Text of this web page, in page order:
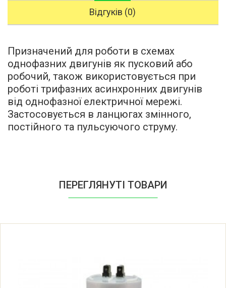
Відгуків (0)
Призначений для роботи в схемах
однофазних двигунів як пусковий або
робочий, також використовується при
роботі трифазних асинхронних двигунів
від однофазної електричної мережі.
Застосовується в ланцюгах змінного,
постійного та пульсуючого струму.
ПЕРЕГЛЯНУТІ ТОВАРИ